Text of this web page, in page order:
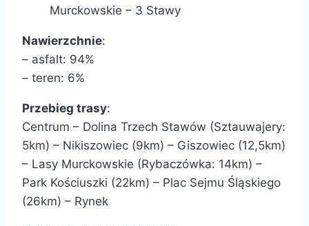
Murckowskie – 3 Stawy
Nawierzchnie:
– asfalt: 94%
– teren: 6%
Przebieg trasy:
Centrum – Dolina Trzech Stawów (Sztauwajery:
5km) – Nikiszowiec (9km) – Giszowiec (12,5km)
– Lasy Murckowskie (Rybaczówka: 14km) –
Park Kościuszki (22km) – Plac Sejmu Śląskiego
(26km) – Rynek